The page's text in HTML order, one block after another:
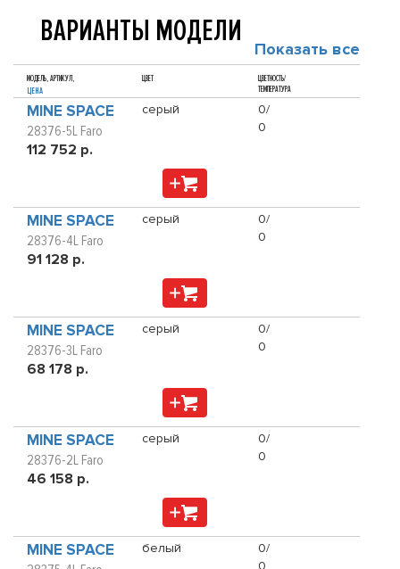
ВАРИАНТЫ МОДЕЛИ Показать все
МОДЕЛЬ, АРТИКУЛ,
ЦЕНА
ЦВЕТ
ЦВЕТНОСТЬ/
ТЕМПЕРАТУРА
MINE SPACE
28376-5L Faro
112 752 р.
серый
0/
0
MINE SPACE
28376-4L Faro
91 128 р.
серый
0/
0
MINE SPACE
28376-3L Faro
68 178 р.
серый
0/
0
MINE SPACE
28376-2L Faro
46 158 р.
серый
0/
0
MINE SPACE белый
0/
0